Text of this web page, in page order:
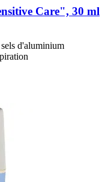
Care", 30 ml
d'aluminium